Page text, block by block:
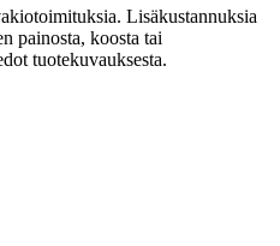
Lisäkustannuksia
painosta, koosta tai
tuotekuvauksesta.